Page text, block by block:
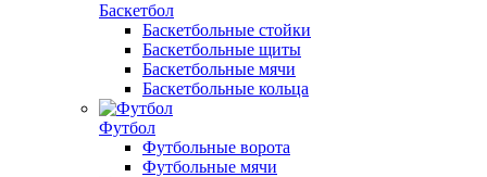
Баскетбол
Баскетбольные стойки
Баскетбольные щиты
Баскетбольные мячи
Баскетбольные кольца
Футбол
Футбольные ворота
Футбольные мячи